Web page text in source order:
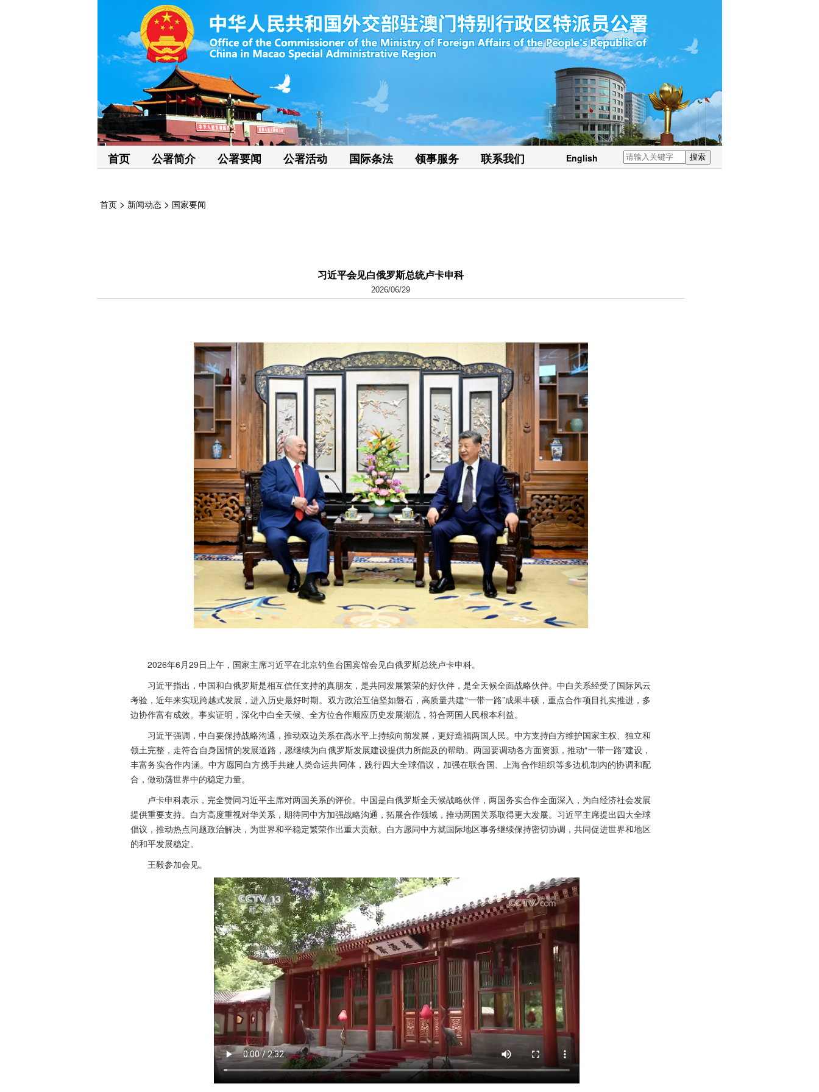
首页 公署简介 公署要闻 公署活动 国际条法 领事服务 联系我们 English 搜索
首页 > 新闻动态 > 国家要闻
习近平会见白俄罗斯总统卢卡申科
2026/06/29
2026年6月29日上午，国家主席习近平在北京钓鱼台国宾馆会见白俄罗斯总统卢卡申科。
习近平指出，中国和白俄罗斯是相互信任支持的真朋友，是共同发展繁荣的好伙伴，是全天候全面战略伙伴。中白关系经受了国际风云
考验，近年来实现跨越式发展，进入历史最好时期。双方政治互信坚如磐石，高质量共建“一带一路”成果丰硕，重点合作项目扎实推进，多
边协作富有成效。事实证明，深化中白全天候、全方位合作顺应历史发展潮流，符合两国人民根本利益。
习近平强调，中白要保持战略沟通，推动双边关系在高水平上持续向前发展，更好造福两国人民。中方支持白方维护国家主权、独立和
领土完整，走符合自身国情的发展道路，愿继续为白俄罗斯发展建设提供力所能及的帮助。两国要调动各方面资源，推动“一带一路”建设，
丰富务实合作内涵。中方愿同白方携手共建人类命运共同体，践行四大全球倡议，加强在联合国、上海合作组织等多边机制内的协调和配
合，做动荡世界中的稳定力量。
卢卡申科表示，完全赞同习近平主席对两国关系的评价。中国是白俄罗斯全天候战略伙伴，两国务实合作全面深入，为白经济社会发展
提供重要支持。白方高度重视对华关系，期待同中方加强战略沟通，拓展合作领域，推动两国关系取得更大发展。习近平主席提出四大全球
倡议，推动热点问题政治解决，为世界和平稳定繁荣作出重大贡献。白方愿同中方就国际地区事务继续保持密切协调，共同促进世界和地区
的和平发展稳定。
王毅参加会见。